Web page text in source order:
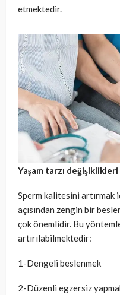
etmektedir.
Yaşam tarzı
Sperm kalitesini artırmak
açısından zengin bir
çok önemlidir. Bu
artırılabilmektedir:
1-Dengeli beslenmek
2-Düzenli egzersiz